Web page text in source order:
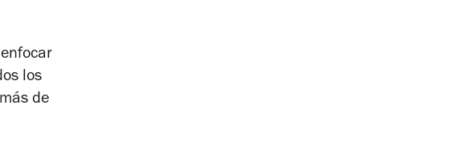
los
de